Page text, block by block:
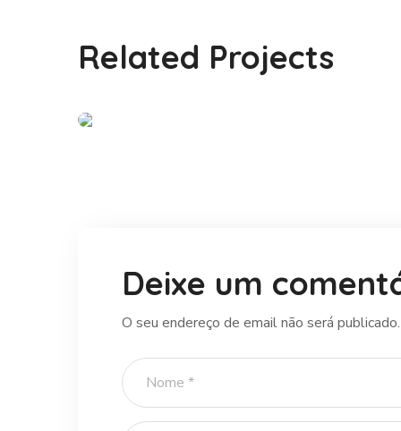
Related Projects
Bempo Spa
Deixe um
O seu endereço de email não será publicado.